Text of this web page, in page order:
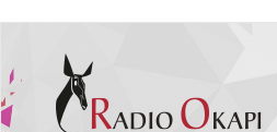
contenu
principal